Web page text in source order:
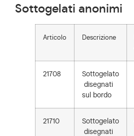
Sottogelati anonimi
Articolo Descrizione
21708
Sottogelato
disegnati
sul bordo
21710
Sottogelato
disegnati